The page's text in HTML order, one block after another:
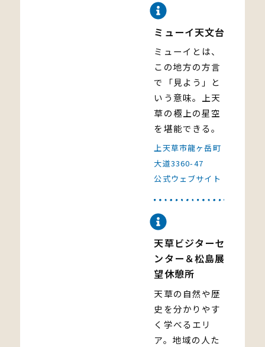
ミューイ天文台
ミューイとは、
この地方の方言
で「見よう」と
いう意味。上天
草の極上の星空
を堪能できる。
上天草市龍ヶ岳町
大道3360-47
公式ウェブサイト
天草ビジターセ
ンター＆松島展
望休憩所
天草の自然や歴
史を分かりやす
く学べるエリ
ア。地域の人た